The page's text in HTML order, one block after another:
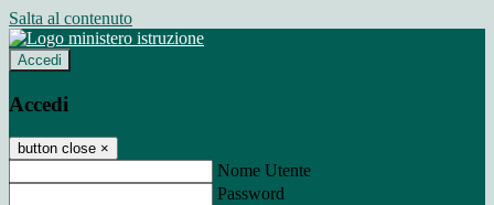
Salta al contenuto
Accedi
Accedi
button close ×
Nome Utente
Password